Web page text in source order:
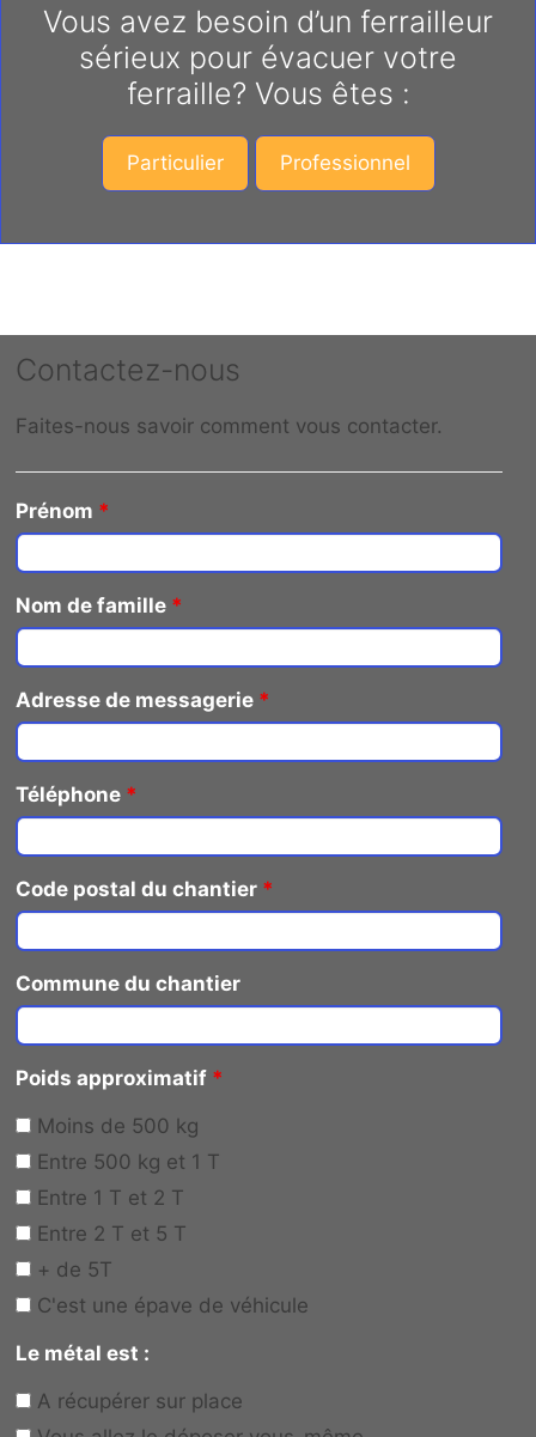
Vous avez besoin d’un ferrailleur
sérieux pour évacuer votre
ferraille? Vous êtes :
Particulier Professionnel
Contactez-nous
Faites-nous savoir comment vous contacter.
Prénom *
Nom de famille *
Adresse de messagerie *
Téléphone *
Code postal du chantier *
Commune du chantier
Poids approximatif *
Moins de 500 kg
Entre 500 kg et 1 T
Entre 1 T et 2 T
Entre 2 T et 5 T
+ de 5T
C'est une épave de véhicule
Le métal est :
A récupérer sur place